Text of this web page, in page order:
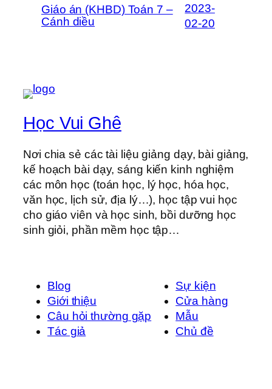
Giáo án (KHBD) Toán 7 –
Cánh diều
2023-
02-20
Học Vui Ghê
Nơi chia sẻ các tài liệu giảng dạy, bài giảng,
kế hoạch bài dạy, sáng kiến kinh nghiệm
các môn học (toán học, lý học, hóa học,
văn học, lịch sử, địa lý…), học tập vui học
cho giáo viên và học sinh, bồi dưỡng học
sinh giỏi, phần mềm học tập…
Blog
Giới thiệu
Câu hỏi thường gặp
Tác giả
Sự kiện
Cửa hàng
Mẫu
Chủ đề